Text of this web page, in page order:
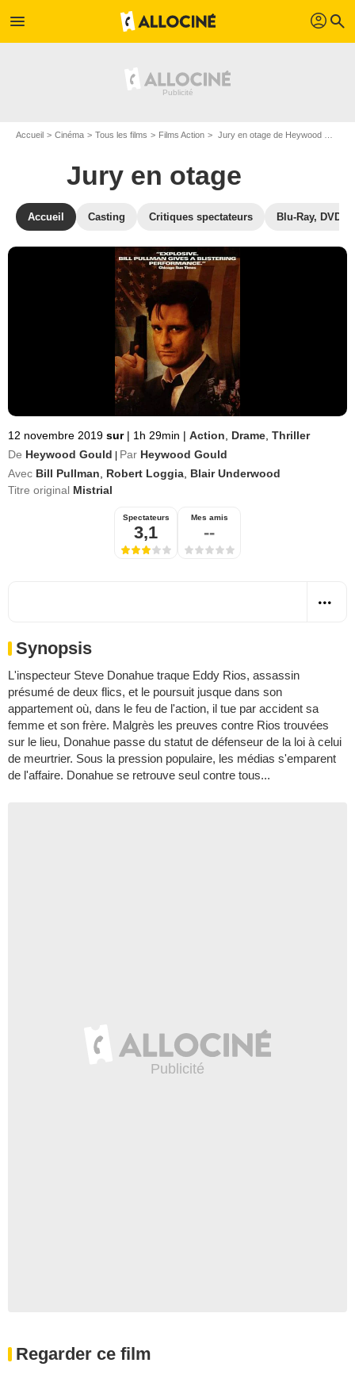
menu profil search
Accueil Cinéma Tous les films Films Action Jury en otage de Heywood Gould
Jury en otage
Accueil Casting Critiques spectateurs Blu-Ray, DVD
12 novembre 2019 sur | 1h 29min | Action Drame Thriller
De Heywood Gould Par Heywood Gould
Avec Bill Pullman Robert Loggia Blair Underwood
Titre original Mistrial
Spectateurs
3,1
Mes amis
--
Synopsis
L'inspecteur Steve Donahue traque Eddy Rios, assassin
présumé de deux flics, et le poursuit jusque dans son
appartement où, dans le feu de l'action, il tue par accident sa
femme et son frère. Malgrès les preuves contre Rios trouvées
sur le lieu, Donahue passe du statut de défenseur de la loi à celui
de meurtrier. Sous la pression populaire, les médias s'emparent
de l'affaire. Donahue se retrouve seul contre tous...
Regarder ce film